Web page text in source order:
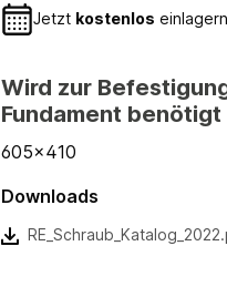
Jetzt kostenlos
605x410
Wird zur
Fundament benötigt
Downloads